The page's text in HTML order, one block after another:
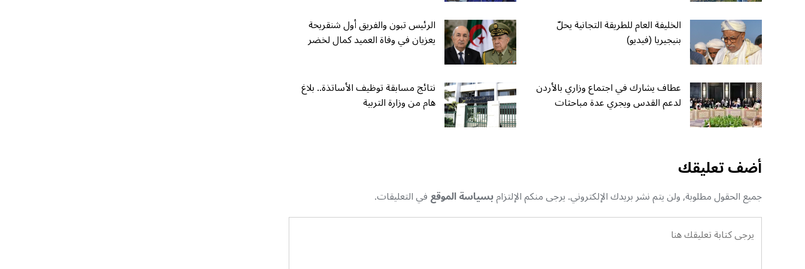
الخليفة العام للطريقة التجانية يحلّ
بنيجيريا (فيديو)
الرئيس تبون والفريق أول شنقريحة
يعزيان في وفاة العميد كمال لخضر
عطاف يشارك في اجتماع وزاري بالأردن
لدعم القدس ويجري عدة مباحثات
نتائج مسابقة توظيف الأساتذة.. بلاغ
هام من وزارة التربية
أضف تعليقك
جميع الحقول مطلوبة, ولن يتم نشر بريدك الإلكتروني. يرجى منكم الإلتزامبسياسة الموقعفي التعليقات.